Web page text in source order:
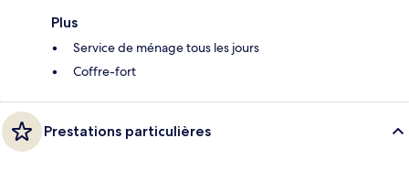
Plus
Service de ménage tous les jours
Coffre-fort
Prestations particulières